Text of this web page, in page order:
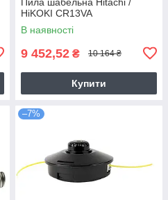
HiKOKI CR13VA
В наявності
9 452,52 ₴ 10 164 ₴
Купити
–7%